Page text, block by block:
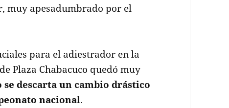
muy apesadumbrado por el
para el adiestrador en la
Plaza Chabacuco quedó muy
se descarta un cambio drástico
nacional.